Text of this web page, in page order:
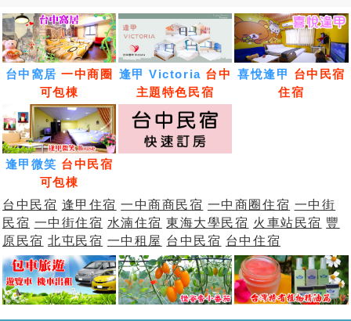
台中窩居 一中商圈
可包棟
逢甲 Victoria 台中
主題特色民宿
喜悅逢甲
台中民宿
住宿
逢甲微笑 台中民宿
可包棟
台中民宿 逢甲住宿 一中商商民宿 一中商圈住宿 一中街
民宿 一中街住宿 水湳住宿 東海大學民宿 火車站民宿 豐
原民宿 北屯民宿 一中租屋 台中民宿 台中住宿